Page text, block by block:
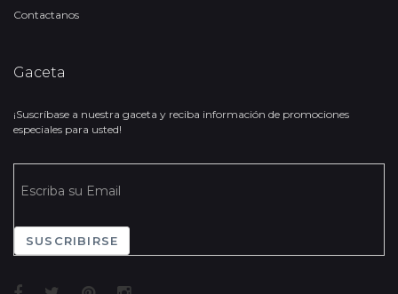
Contactanos
Gaceta
¡Suscríbase a nuestra gaceta y reciba información de promociones
especiales para usted!
SUSCRIBIRSE